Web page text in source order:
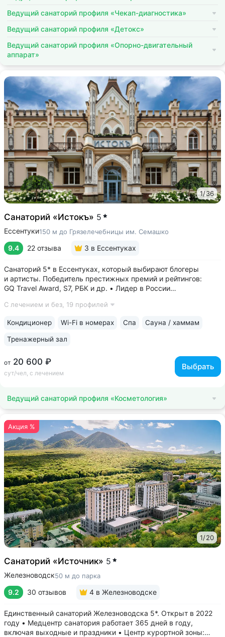
Ведущий санаторий профиля «Чекап-диагностика»
Ведущий санаторий профиля «Детокс»
Ведущий санаторий профиля «Опорно-двигательный
аппарат»
1/36
Санаторий «Истокъ» 5
Ессентуки150 м до Грязелечебницы им. Семашко
9.4 22 отзыва 3 в Ессентуках
Санаторий 5* в Ессентуках, который выбирают блогеры
и артисты. Победитель престижных премий и рейтингов:
GQ Travel Award, S7, РБК и др. • Лидер в России
целлюлита и вен «Эндосфера», коррекция фигуры Tesla
С лечением и без, 19 профилей
от 20 600 ₽
сут/чел, с лечением
Выбрать
Кондиционер Wi-Fi в номерах Спа Сауна / хаммам
Тренажерный зал
Ведущий санаторий профиля «Косметология»
Акция %
1/20
Санаторий «Источник» 5
Железноводск50 м до парка
9.2 30 отзывов 4 в Железноводске
Единственный санаторий Железноводска 5*. Открыт в 2022
году • Медцентр санатория работает 365 дней в году,
включая выходные и праздники • Центр курортной зоны: